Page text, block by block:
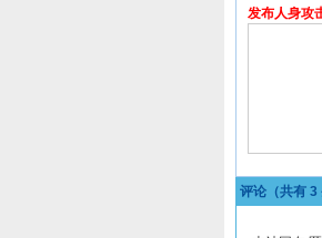
发布人身攻
评论（共有 3